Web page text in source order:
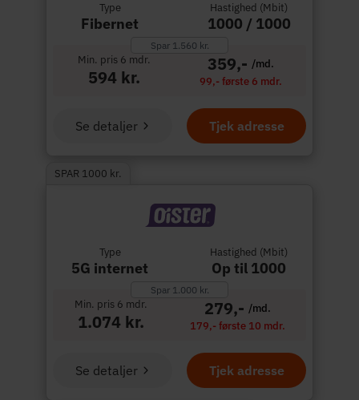
Type
Fibernet
Hastighed (Mbit)
1000 / 1000
Spar 1.560 kr.
Min. pris 6 mdr.
594 kr.
359,- /md.
99,- første 6 mdr.
Tjek adresse
Se detaljer
SPAR 1000 kr.
Type
5G internet
Hastighed (Mbit)
Op til 1000
Spar 1.000 kr.
Min. pris 6 mdr.
1.074 kr.
279,- /md.
179,- første 10 mdr.
Tjek adresse
Se detaljer